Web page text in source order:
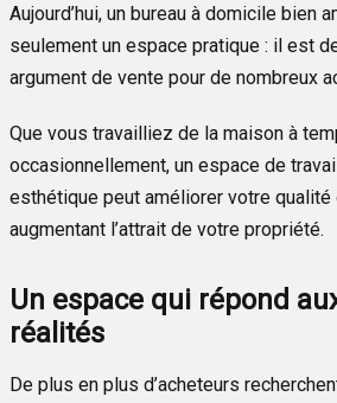
Aujourd’hui, un bureau à domicile bien
seulement un espace pratique : il est
argument de vente pour de nombreux
Que vous travailliez de la maison à
occasionnellement, un espace de
esthétique peut améliorer votre qualité
augmentant l’attrait de votre propriété.
Un espace qui répond
réalités
De plus en plus d’acheteurs